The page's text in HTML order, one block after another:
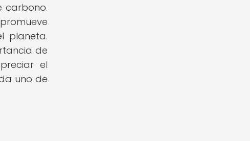
carbono.
planeta.
de
el
uno de